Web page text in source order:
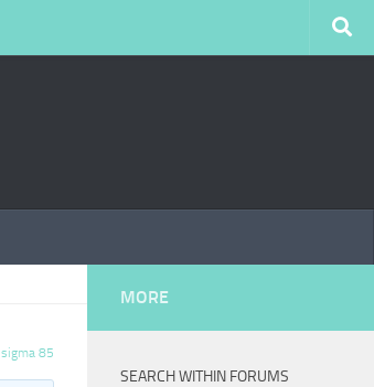
sigma 85
MORE
SEARCH WITHIN FORUMS